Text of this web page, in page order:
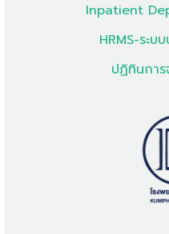
Inpatient
HRMS-ระบ
ปฏิทินการ